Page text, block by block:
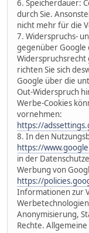
6. Speicherdauer:
durch Sie.
nicht mehr für die
7. Widerspruchs-
gegenüber Google
richten Sie sich
Google über die
Out-Widerspruch
Werbe-Cookies
vornehmen:
https://
8. In den
https://
in der
Werbung von
https://
Informationen zur
Anonymisierung,
Rechte.